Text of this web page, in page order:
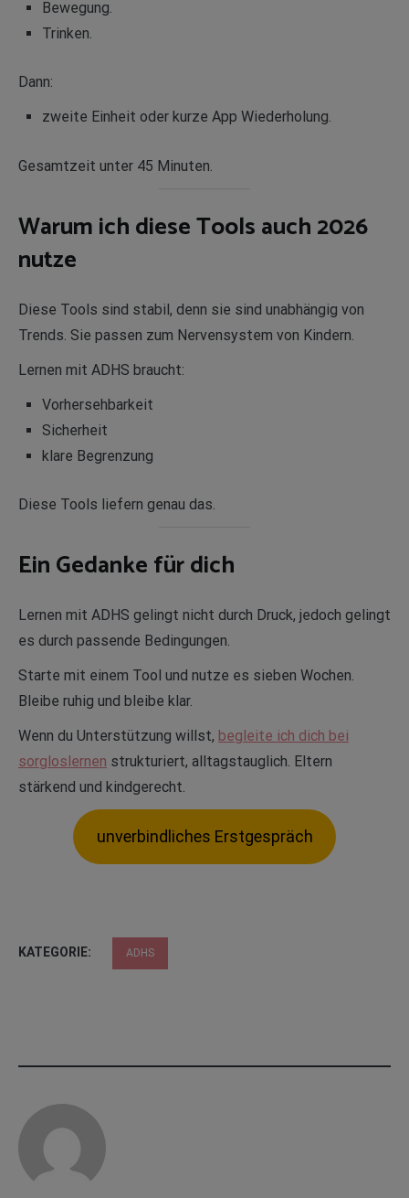
Bewegung.
Trinken.
Dann:
zweite Einheit oder kurze App Wiederholung.
Gesamtzeit unter 45 Minuten.
Warum ich diese Tools auch 2026
nutze
Diese Tools sind stabil, denn sie sind unabhängig von
Trends. Sie passen zum Nervensystem von Kindern.
Lernen mit ADHS braucht:
Vorhersehbarkeit
Sicherheit
klare Begrenzung
Diese Tools liefern genau das.
Ein Gedanke für dich
Lernen mit ADHS gelingt nicht durch Druck, jedoch gelingt
es durch passende Bedingungen.
Starte mit einem Tool und nutze es sieben Wochen.
Bleibe ruhig und bleibe klar.
Wenn du Unterstützung willst, begleite ich dich bei
sorgloslernen strukturiert, alltagstauglich. Eltern
stärkend und kindgerecht.
unverbindliches Erstgespräch
KATEGORIE: ADHS